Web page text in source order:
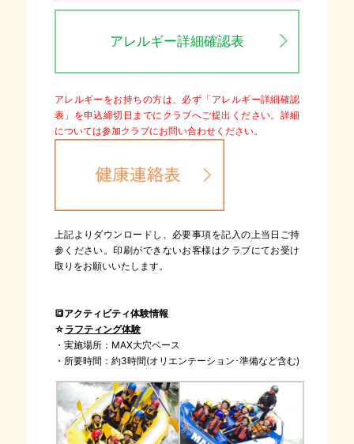
アレルギー詳細確認表
アレルギーをお持ちの方は、必ず「アレルギー詳細確認
表」を申込締切日までにクラブへご提出ください。詳細
については参加クラブにお問い合わせください。
上記よりダウンロードし、必要事項を記入の上当日ご持
参ください。印刷ができないお客様はクラブにてお受け
取りをお願いいたします。
🔳アクティビティ体験情報
☆ ラフティング体験
・実施場所：MAX大穴ベース
・所要時間：約3時間(オリエンテーション･準備など含む)